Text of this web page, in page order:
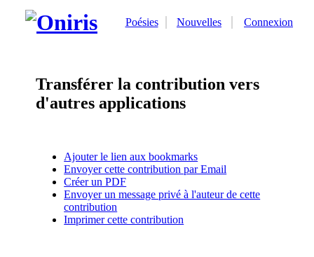
Poésies Nouvelles Connexion
Transférer la contribution vers
d'autres applications
Ajouter le lien aux bookmarks
Envoyer cette contribution par Email
Créer un PDF
Envoyer un message privé à l'auteur de cette
contribution
Imprimer cette contribution